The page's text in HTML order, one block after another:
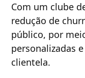
Com um clube
redução de
público, por
personalizadas
clientela.